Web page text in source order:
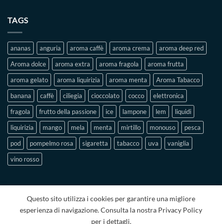
TAGS
ananas anguria aroma caffè aroma crema
aroma deep red
Aroma dolce
aroma extra aroma fragola
aroma frutta
aroma gelato
aroma liquirizia aroma menta
Aroma Tabacco
banana
caffè ciliegia cioccolato cocco
elettronica
fragola
frutto della passione ice lampone lem
liquidi
liquirizia
mango mela menta mirtillo monouso
pesca
pod
pompelmo rosa sigaretta tabacco uva
vaniglia
vino rosso
Questo sito utilizza i cookies per garantire una migliore
esperienza di navigazione. Consulta la nostra Privacy Policy
per i dettagli.